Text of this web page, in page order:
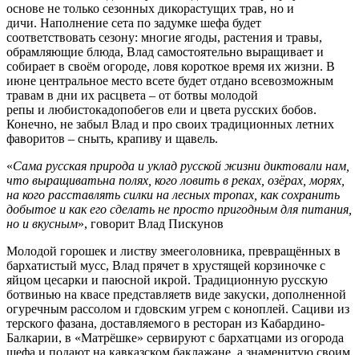
основе не только сезонных дикорастущих трав, но и
дичи. Наполнение сета по задумке шефа будет
соответствовать сезону: многие ягоды, растения и травы,
обрамляющие блюда, Влад самостоятельно выращивает и
собирает в своём огороде, ловя короткое время их жизни. В
июне центральное место всете будет отдано всевозможным
травам в дни их расцвета – от ботвы молодой
репы и любистокадопобегов ели и цвета русских бобов.
Конечно, не забыл Влад и про своих традиционных летних
фаворитов – сныть, крапиву и щавель.
«Сама русская природа и уклад русской жизни диктовали нам,
что выращиватьна полях, кого ловить в реках, озёрах, морях,
на кого расставлять силки на лесных тропах, как сохранить
добытое и как его сделать не просто пригодным для питания,
но и вкусным», говорит Влад Пискунов
Молодой горошек и листву змееголовника, превращённых в
бархатистый мусс, Влад прячет в хрустящей корзиночке с
яйцом цесарки и паюсной икрой. Традиционную русскую
ботвинью на квасе представляетв виде закуски, дополненной
огуречным рассолом и гдовским угрем с коноплей. Сациви из
терского фазана, доставляемого в ресторан из Кабардино-
Балкарии, в «Матрёшке» сервируют с бархатцами из огорода
шефа и подают на кавказском баклажане, а знаменитую своим